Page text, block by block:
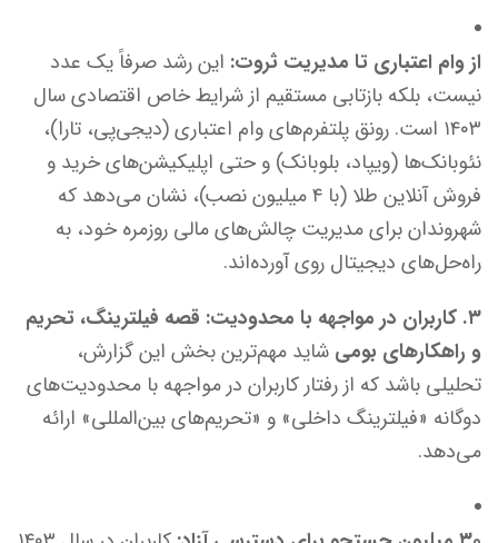
از وام اعتباری تا مدیریت ثروت: این رشد صرفاً یک عدد
نیست، بلکه بازتابی مستقیم از شرایط خاص اقتصادی سال
۱۴۰۳ است. رونق پلتفرم‌های وام اعتباری (دیجی‌پی، تارا)،
نئوبانک‌ها (ویپاد، بلوبانک) و حتی اپلیکیشن‌های خرید و
فروش آنلاین طلا (با ۴ میلیون نصب)، نشان می‌دهد که
شهروندان برای مدیریت چالش‌های مالی روزمره خود، به
راه‌حل‌های دیجیتال روی آورده‌اند.
۳. کاربران در مواجهه با محدودیت: قصه فیلترینگ، تحریم
و راهکارهای بومی شاید مهم‌ترین بخش این گزارش،
تحلیلی باشد که از رفتار کاربران در مواجهه با محدودیت‌های
دوگانه «فیلترینگ داخلی» و «تحریم‌های بین‌المللی» ارائه
می‌دهد.